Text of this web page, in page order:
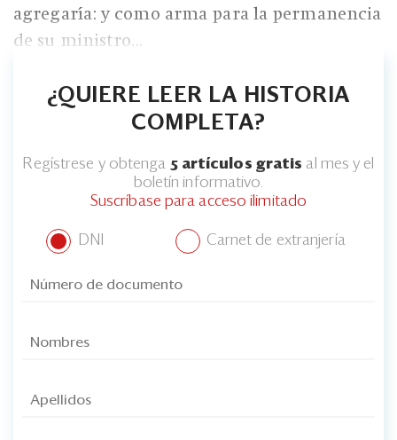
agregaría: y como arma para la permanencia
de su ministro...
¿QUIERE LEER LA HISTORIA
COMPLETA?
Regístrese y obtenga 5 artículos gratis al mes y el
boletín informativo.
Suscríbase para acceso ilimitado
DNI Carnet de extranjería